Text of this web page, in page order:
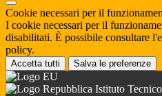
Cookie necessari per il
I cookie necessari per il
disabilitati. È possibile consultare
policy.
Accetta tutti Salva le preferenze
Istituto